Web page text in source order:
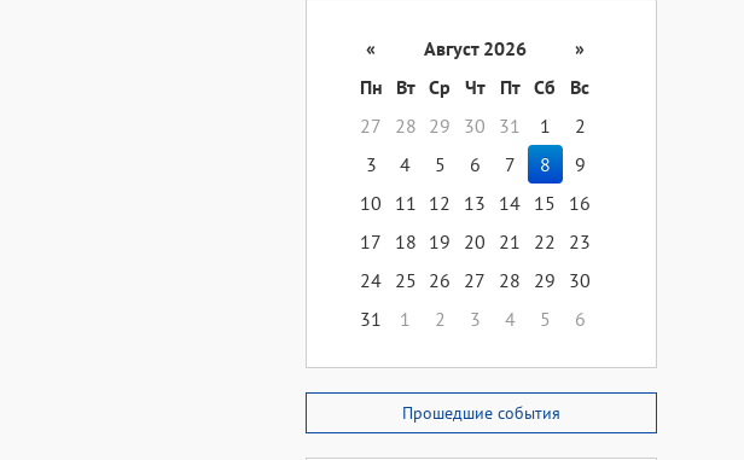
« Август 2026
»
Пн
Вт Ср Чт Пт Сб
Вс
27
28 29 30 31 1
2
3
4 5 6 7 8
9
10
11 12 13 14 15
16
17
18 19 20 21 22
23
24 25 26 27 28 29
30
31
1 2 3 4 5 6
Прошедшие события